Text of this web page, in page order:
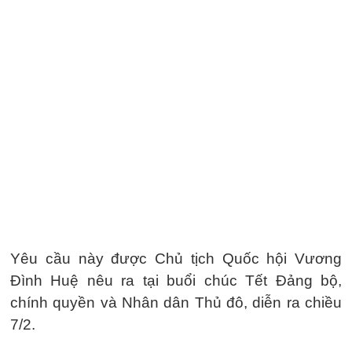
Yêu cầu này được Chủ tịch Quốc hội Vương
Đình Huệ nêu ra tại buổi chúc Tết Đảng bộ,
chính quyền và Nhân dân Thủ đô, diễn ra chiều
7/2.